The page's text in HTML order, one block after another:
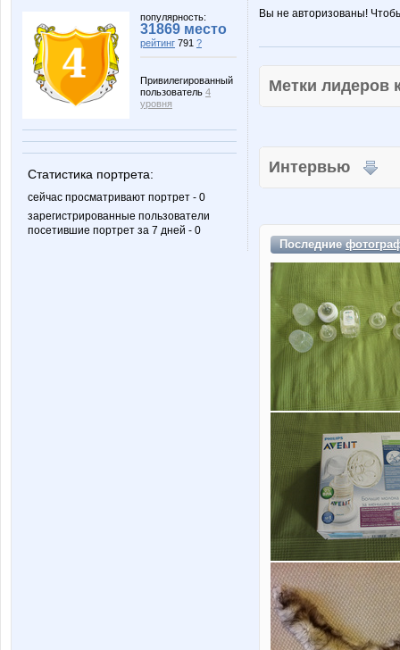
популярность:
31869 место
рейтинг 791 ?
Привилегированный
пользователь 4
уровня
Статистика портрета:
сейчас просматривают портрет - 0
зарегистрированные пользователи
посетившие портрет за 7 дней - 0
Вы не авторизованы!
Метки
Интервью
Последние